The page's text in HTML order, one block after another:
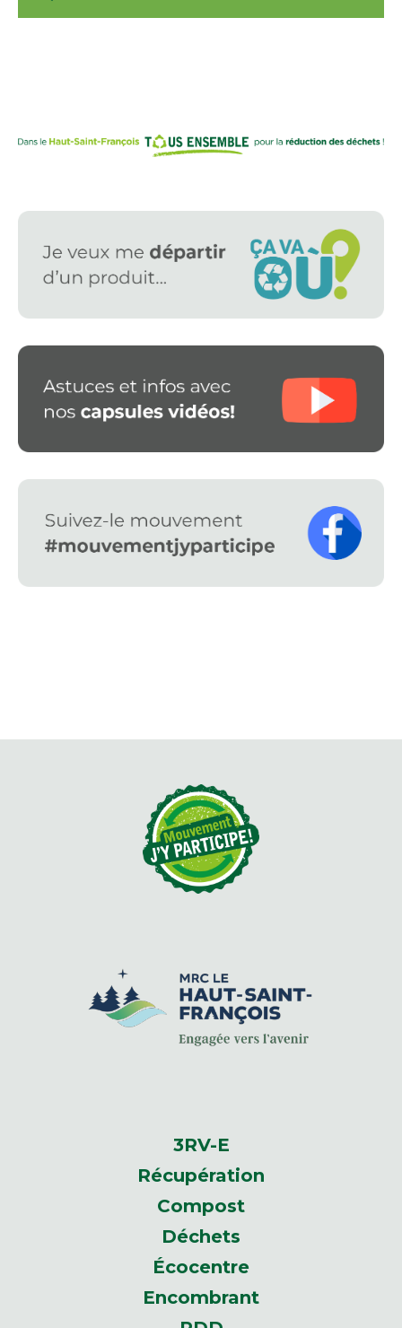
3RV-E
Récupération
Compost
Déchets
Écocentre
Encombrant